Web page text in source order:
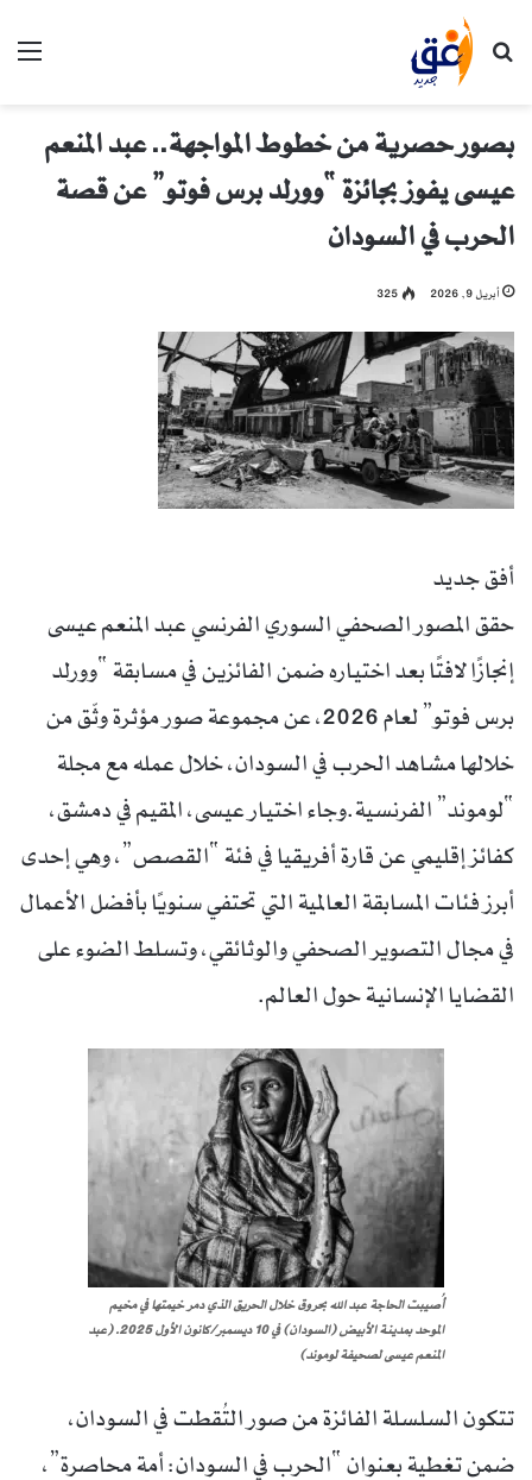
بحث عن
بصور حصرية من خطوط المواجهة.. عبد المنعم
عيسى يفوز بجائزة “وورلد برس فوتو” عن قصة
الحرب في السودان
أبريل 9, 2026 325
أفق جديد
حقق المصور الصحفي السوري الفرنسي عبد المنعم عيسى
إنجازًا لافتًا بعد اختياره ضمن الفائزين في مسابقة “وورلد
برس فوتو” لعام 2026، عن مجموعة صور مؤثرة وثّق من
خلالها مشاهد الحرب في السودان، خلال عمله مع مجلة
“لوموند” الفرنسية.وجاء اختيار عيسى، المقيم في دمشق،
كفائز إقليمي عن قارة أفريقيا في فئة “القصص”، وهي إحدى
أبرز فئات المسابقة العالمية التي تحتفي سنويًا بأفضل الأعمال
في مجال التصوير الصحفي والوثائقي، وتسلط الضوء على
القضايا الإنسانية حول العالم.
أُصيبت الحاجة عبد الله بحروق خلال الحريق الذي دمر خيمتها في مخيم
الموحد بمدينة الأبيض (السودان) في 10 ديسمبر/كانون الأول 2025. (عبد
المنعم عيسى لصحيفة لوموند)
تتكون السلسلة الفائزة من صور التُقطت في السودان،
ضمن تغطية بعنوان “الحرب في السودان: أمة محاصرة”،